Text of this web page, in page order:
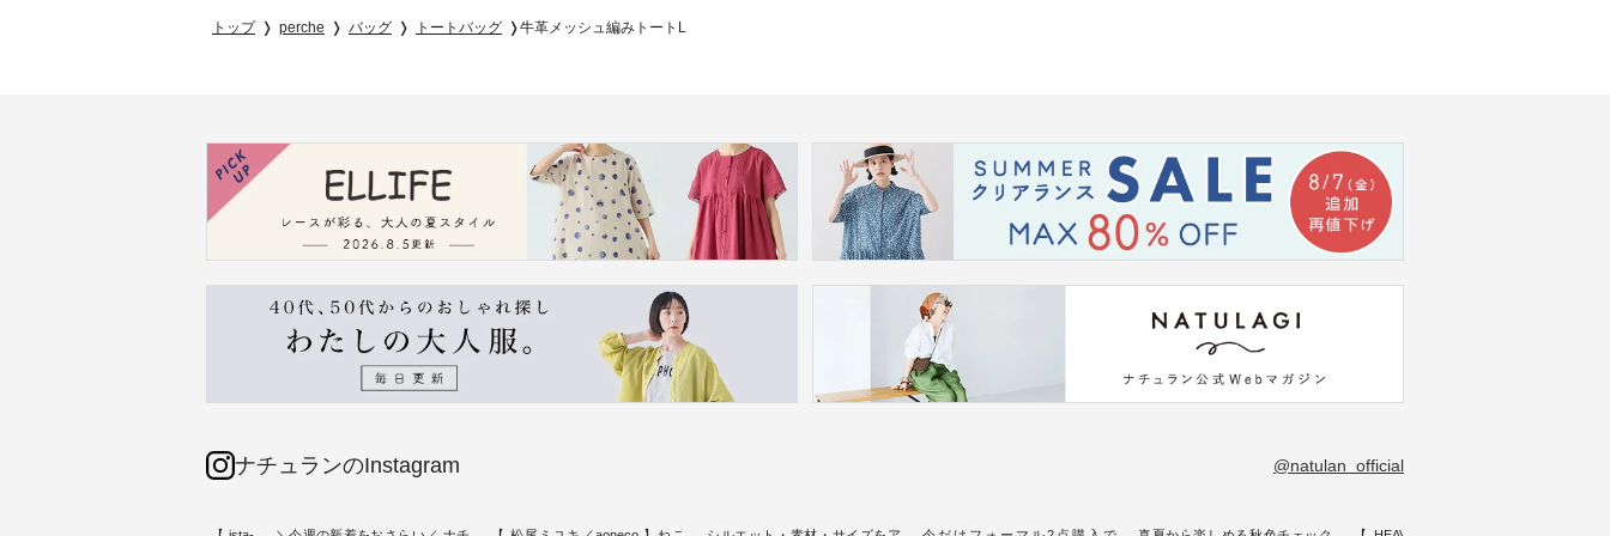
トップ perche バッグ トートバッグ 牛革メッシュ編みトートL
ナチュランのInstagram @natulan_official